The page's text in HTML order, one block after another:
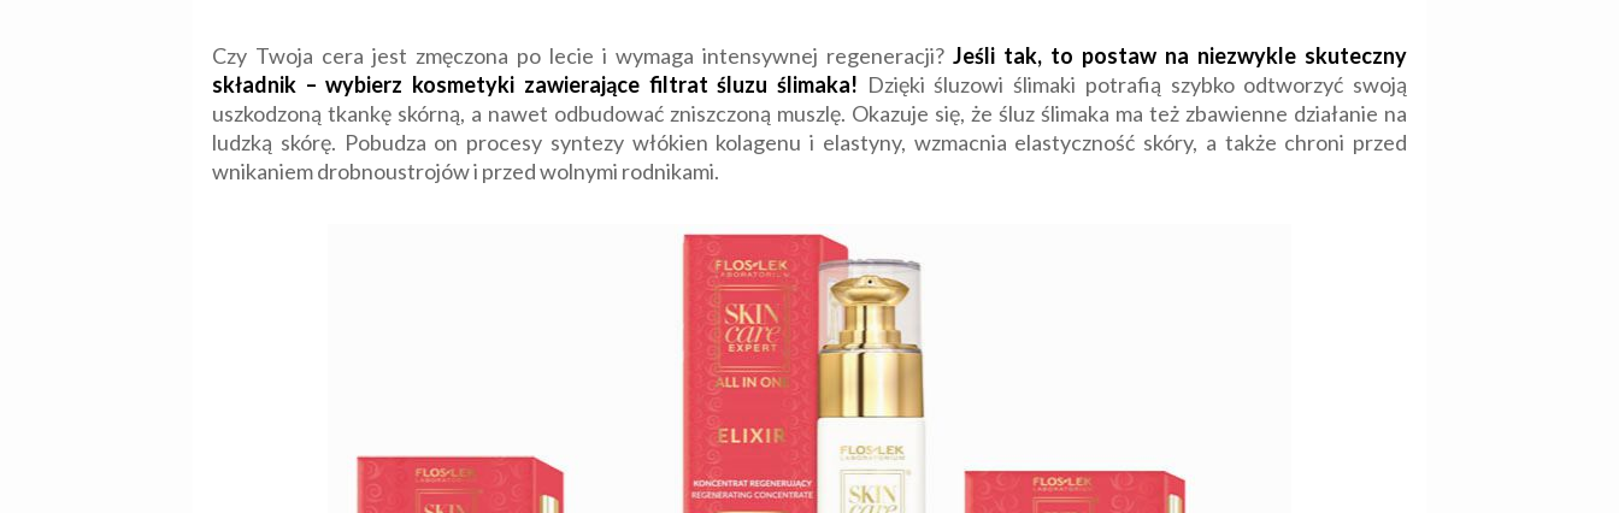
Czy Twoja cera jest zmęczona po lecie i wymaga intensywnej regeneracji? Jeśli tak, to postaw na niezwykle skuteczny
składnik – wybierz kosmetyki zawierające filtrat śluzu ślimaka! Dzięki śluzowi ślimaki potrafią szybko odtworzyć swoją
uszkodzoną tkankę skórną, a nawet odbudować zniszczoną muszlę. Okazuje się, że śluz ślimaka ma też zbawienne działanie na
ludzką skórę. Pobudza on procesy syntezy włókien kolagenu i elastyny, wzmacnia elastyczność skóry, a także chroni przed
wnikaniem drobnoustrojów i przed wolnymi rodnikami.